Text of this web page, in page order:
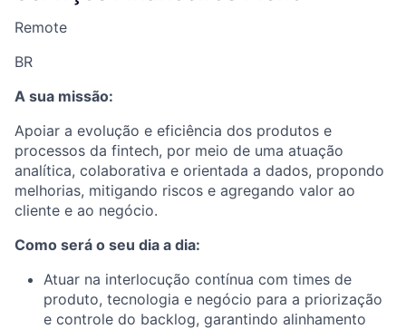
Remote
BR
A sua missão:
Apoiar a evolução e eficiência dos produtos e
processos da fintech, por meio de uma atuação
analítica, colaborativa e orientada a dados, propondo
melhorias, mitigando riscos e agregando valor ao
cliente e ao negócio.
Como será o seu dia a dia:
Atuar na interlocução contínua com times de
produto, tecnologia e negócio para a priorização
e controle do backlog, garantindo alinhamento